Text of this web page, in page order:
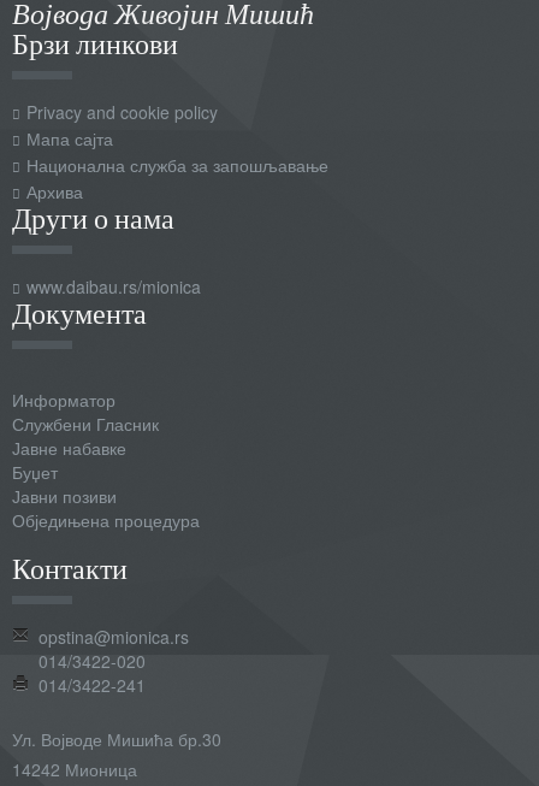
Војвода Живојин Мишић
Брзи линкови
Privacy and cookie policy
Мапа сајта
Национална служба за запошљавање
Архива
Други о нама
www.daibau.rs/mionica
Документа
Информатор
Службени Гласник
Јавне набавке
Буџет
Јавни позиви
Обједињена процедура
Контакти
opstina@mionica.rs
014/3422-020
014/3422-241
Ул. Војводе Мишића бр.30
14242 Мионица